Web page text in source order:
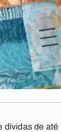
dívidas de até